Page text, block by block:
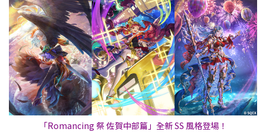
「Romancing 祭 佐賀中部篇」全新 SS 風格登場！